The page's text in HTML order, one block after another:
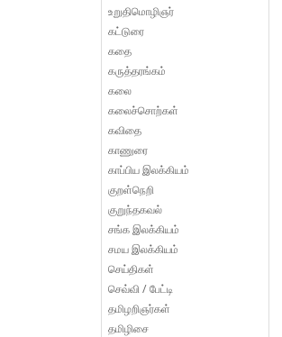
உறுதிமொழிஞர்
கட்டுரை
கதை
கருத்தரங்கம்
கலை
கலைச்சொற்கள்
கவிதை
காணுரை
காப்பிய இலக்கியம்
குறள்நெறி
குறுந்தகவல்
சங்க இலக்கியம்
சமய இலக்கியம்
செய்திகள்
செவ்வி / பேட்டி
தமிழறிஞர்கள்
தமிழிசை